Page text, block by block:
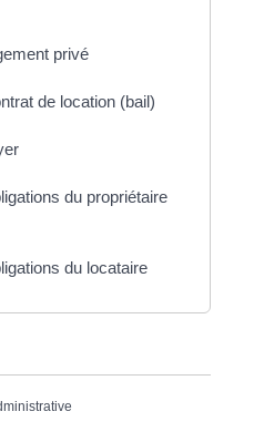
privé
de location (bail)
du propriétaire
du locataire